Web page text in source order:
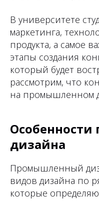
В университете
маркетинга,
продукта, а самое
этапы создания
который будет
рассмотрим, что
на промышленном
дизайна
Промышленный
видов дизайна по
которые